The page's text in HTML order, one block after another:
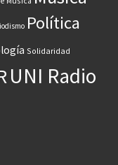
Política
Solidaridad
UNI Radio